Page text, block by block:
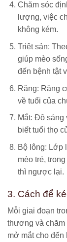
Chăm sóc
lượng, việc
không kém.
Triệt sản:
giúp mèo
đến bệnh tật
Răng: Răng
về tuổi của
Mắt: Độ sáng
biết tuổi thọ
Bộ lông: Lớp
mèo trẻ,
thì ngược lại.
3. Cách để
Mỗi giai đoạn
thương và chăm
mở mắt cho